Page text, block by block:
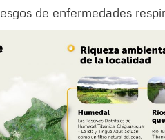
de enfermedades